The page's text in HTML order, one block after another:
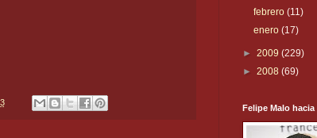
febrero(11)
enero(17)
► 2009 (229)
► 2008 (69)
Felipe Malo